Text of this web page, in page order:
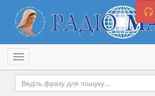
Toggle navigation